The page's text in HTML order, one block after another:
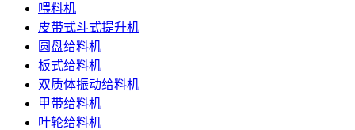
喂料机
皮带式斗式提升机
圆盘给料机
板式给料机
双质体振动给料机
甲带给料机
叶轮给料机